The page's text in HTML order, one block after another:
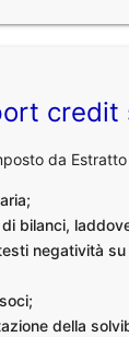
credit
da
bilanci,
negatività
della